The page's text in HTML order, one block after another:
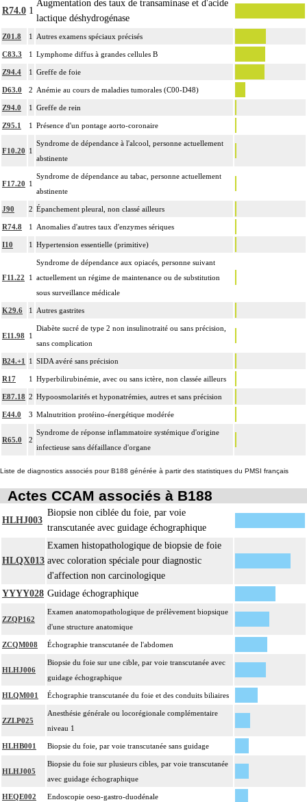
R74.0 1
Augmentation des taux de transaminase et d'acide
lactique déshydrogénase
Z01.8 1 Autres examens spéciaux précisés
C83.3 1 Lymphome diffus à grandes cellules B
Z94.4 1 Greffe de foie
D63.0 2 Anémie au cours de maladies tumorales (C00-D48)
Z94.0 1 Greffe de rein
Z95.1 1 Présence d'un pontage aorto-coronaire
F10.20 1
Syndrome de dépendance à l'alcool, personne actuellement
abstinente
F17.20 1
Syndrome de dépendance au tabac, personne actuellement
abstinente
J90 2 Épanchement pleural, non classé ailleurs
R74.8 1 Anomalies d'autres taux d'enzymes sériques
I10 1 Hypertension essentielle (primitive)
F11.22 1
Syndrome de dépendance aux opiacés, personne suivant
actuellement un régime de maintenance ou de substitution
sous surveillance médicale
K29.6 1 Autres gastrites
E11.98 1
Diabète sucré de type 2 non insulinotraité ou sans précision,
sans complication
B24.+1 1 SIDA avéré sans précision
R17 1 Hyperbilirubinémie, avec ou sans ictère, non classée ailleurs
E87.18 2 Hypoosmolarités et hyponatrémies, autres et sans précision
E44.0 3 Malnutrition protéino-énergétique modérée
R65.0 2
Syndrome de réponse inflammatoire systémique d'origine
infectieuse sans défaillance d'organe
Liste de diagnostics associés pour B188 générée à partir des statistiques du PMSI français
Actes CCAM associés à B188
HLHJ003
Biopsie non ciblée du foie, par voie
transcutanée avec guidage échographique
HLQX013
Examen histopathologique de biopsie de foie
avec coloration spéciale pour diagnostic
d'affection non carcinologique
YYYY028 Guidage échographique
ZZQP162
Examen anatomopathologique de prélèvement biopsique
d'une structure anatomique
ZCQM008 Échographie transcutanée de l'abdomen
HLHJ006
Biopsie du foie sur une cible, par voie transcutanée avec
guidage échographique
HLQM001 Échographie transcutanée du foie et des conduits biliaires
ZZLP025
Anesthésie générale ou locorégionale complémentaire
niveau 1
HLHB001 Biopsie du foie, par voie transcutanée sans guidage
HLHJ005
Biopsie du foie sur plusieurs cibles, par voie transcutanée
avec guidage échographique
HEQE002 Endoscopie oeso-gastro-duodénale